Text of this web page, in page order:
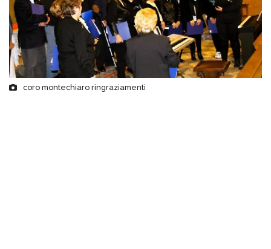
coro montechiaro ringraziamenti